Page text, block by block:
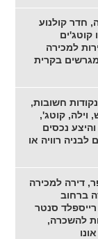
חדר קולנוע
קוטג'ים
למכירה
בקרית
חשובות,
וילה, קוטג',
נכסים
רוויה או
דירה למכירה
ברחוב
סנטר
להשכרה,